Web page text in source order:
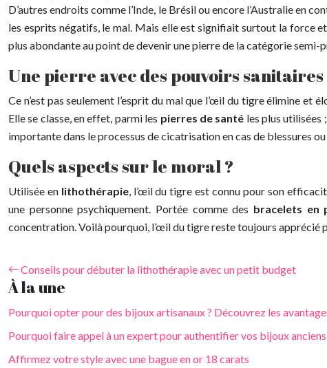
D’autres endroits comme l’Inde, le Brésil ou encore l’Australie en
les esprits négatifs, le mal. Mais elle est signifiait surtout la force
plus abondante au point de devenir une pierre de la catégorie
Une pierre avec des pouvoirs sanitaires
Ce n’est pas seulement l’esprit du mal que l’œil du tigre élimine
Elle se classe, en effet, parmi les pierres de santé les plus utilisées
importante dans le processus de cicatrisation en cas de blessures
Quels aspects sur le moral ?
Utilisée en lithothérapie, l’œil du tigre est connu pour son
une personne psychiquement. Portée comme des bracelets en
concentration. Voilà pourquoi, l’œil du tigre reste toujours apprécié
Conseils pour débuter la lithothérapie avec un petit budget
À la une
Pourquoi opter pour des bijoux artisanaux ? Découvrez les
Pourquoi faire appel à un expert pour authentifier vos bijoux anciens
Affirmez votre style avec une bague en or 18 carats